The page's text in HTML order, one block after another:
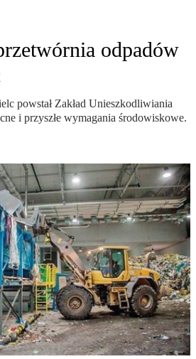
odpadów
powstał Zakład Unieszkodliwiania
i przyszłe wymagania środowiskowe.